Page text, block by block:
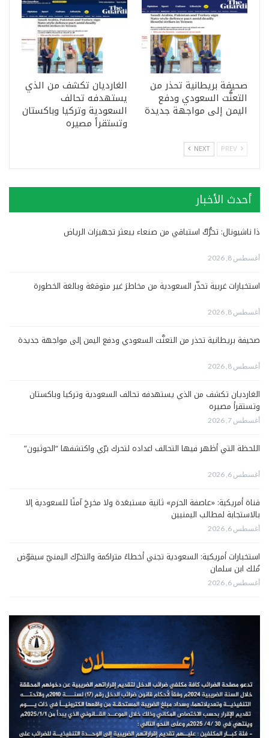
صحيفة بريطانية تحذر من
التعنُّت السعودي ودفع
اليمن إلى مواجهة جديدة
الغارديان تكشف من الذي
يستهدفه تحالف
السعودية وتركيا وباكستان
وتستقرأ مصيره
NEXT
أحدث الأخبار
ذا ناشيونال: تحرُّكٌ استباقي من صنعاء يبعثر تجهيزات الرياض
أغسطس 8, 2026
استخبارات غربية تحذّر السعودية من مخاطرَ غير متوقعَة وبالغة الخطورة
أغسطس 8, 2026
صحيفة بريطانية تحذر من التعنُّت السعودي ودفع اليمن إلى مواجهة جديدة
أغسطس 8, 2026
الغارديان تكشف من الذي يستهدفه تحالف السعودية وتركيا وباكستان
وتستقرأ مصيره
أغسطس 7, 2026
اللحظة التي أظهر فيها التحالف اعداده لتحرك برّي واكتشفها “الحوثيون”
أغسطس 6, 2026
قناة أمريكية: «عاصفة الحزم» ثانية مستبعَدة ولا مخرجَ آمنًا للسعودية إلا
بالاستجابة لمطالب اليمنيين
أغسطس 6, 2026
استخبارات أمريكية: السعودية تجني أخطاءً متراكمة والتحرّك اليمنيّ سيقوّض
مُلك ابن سلمان
أغسطس 6, 2026